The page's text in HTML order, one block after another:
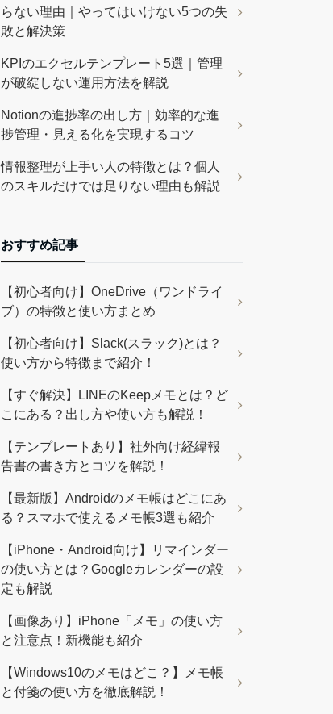
らない理由｜やってはいけない5つの失
敗と解決策
KPIのエクセルテンプレート5選｜管理
が破綻しない運用方法を解説
Notionの進捗率の出し方｜効率的な進
捗管理・見える化を実現するコツ
情報整理が上手い人の特徴とは？個人
のスキルだけでは足りない理由も解説
おすすめ記事
【初心者向け】OneDrive（ワンドライ
ブ）の特徴と使い方まとめ
【初心者向け】Slack(スラック)とは？
使い方から特徴まで紹介！
【すぐ解決】LINEのKeepメモとは？ど
こにある？出し方や使い方も解説！
【テンプレートあり】社外向け経緯報
告書の書き方とコツを解説！
【最新版】Androidのメモ帳はどこにあ
る？スマホで使えるメモ帳3選も紹介
【iPhone・Android向け】リマインダー
の使い方とは？Googleカレンダーの設
定も解説
【画像あり】iPhone「メモ」の使い方
と注意点！新機能も紹介
【Windows10のメモはどこ？】メモ帳
と付箋の使い方を徹底解説！